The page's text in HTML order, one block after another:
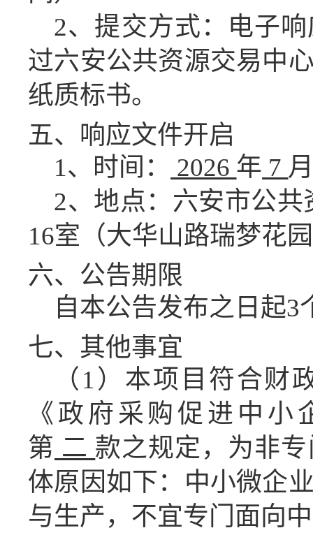
2、提交方式：电子
过六安公共资源交易中
纸质标书。
五、 响应文件开启
1、时间：
2026 年 7
2、地点：六安市公
16室（大华山路瑞梦花
六、公告期限
自本公告发布之日起3
七、 其他事宜
（ 1）本项目符合财
《政府采购促进中
第 二 款之规定，为非
体原因如下：中小微企
与生产，不宜专门面向